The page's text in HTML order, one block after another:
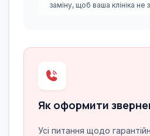
заміну, щоб ваша клініка не
Як оформити
Усі питання щодо